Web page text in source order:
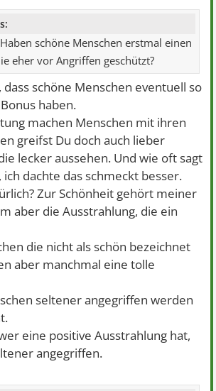
schöne Menschen erstmal einen
eher vor Angriffen geschützt?
dass schöne Menschen eventuell so
haben.
machen Menschen mit ihren
greifst Du doch auch lieber
lecker aussehen. Und wie oft sagt
ich dachte das schmeckt besser.
Zur Schönheit gehört meiner
aber die Ausstrahlung, die ein
die nicht als schön bezeichnet
aber manchmal eine tolle
seltener angegriffen werden
eine positive Ausstrahlung hat,
angegriffen.